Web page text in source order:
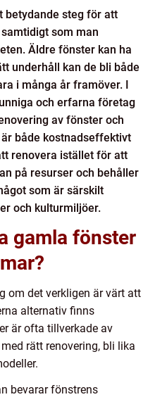
betydande steg för att
som man
Äldre fönster kan ha
underhåll kan de bli både
i många år framöver. I
och erfarna företag
av fönster och
både kostnadseffektivt
renovera istället för att
på resurser och behåller
som är särskilt
och kulturmiljöer.
gamla fönster
om det verkligen är värt att
alternativ finns
är ofta tillverkade av
rätt renovering, bli lika
bevarar fönstrens